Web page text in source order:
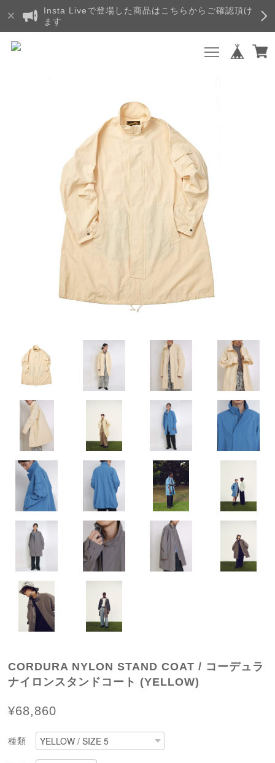
Insta Liveで登場した商品はこちらからご確認頂け
ます
CORDURA NYLON STAND COAT / コーデュラ
ナイロンスタンドコート (YELLOW)
¥68,860
種類